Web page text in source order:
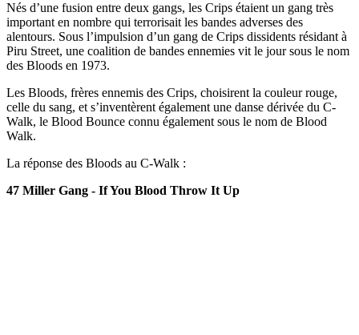
Nés d’une fusion entre deux gangs, les Crips étaient un gang très
important en nombre qui terrorisait les bandes adverses des
alentours. Sous l’impulsion d’un gang de Crips dissidents résidant à
Piru Street, une coalition de bandes ennemies vit le jour sous le nom
des Bloods en 1973.
Les Bloods, frères ennemis des Crips, choisirent la couleur rouge,
celle du sang, et s’inventèrent également une danse dérivée du C-
Walk, le Blood Bounce connu également sous le nom de Blood
Walk.
La réponse des Bloods au C-Walk :
47 Miller Gang - If You Blood Throw It Up